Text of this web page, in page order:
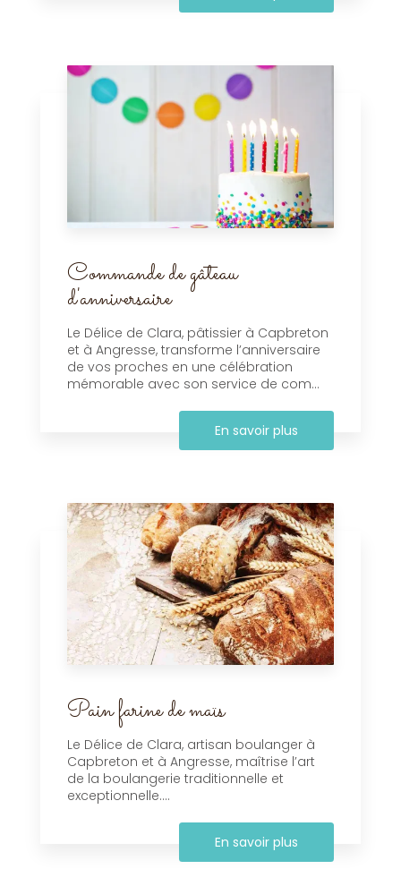
Commande de gâteau
d'anniversaire
Le Délice de Clara, pâtissier à Capbreton
et à Angresse, transforme l’anniversaire
de vos proches en une célébration
mémorable avec son service de com...
En savoir plus
Pain farine de maïs
Le Délice de Clara, artisan boulanger à
Capbreton et à Angresse, maîtrise l’art
de la boulangerie traditionnelle et
exceptionnelle....
En savoir plus